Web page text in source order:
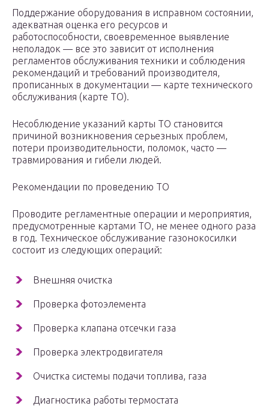
Поддержание оборудования в исправном состоянии,
адекватная оценка его ресурсов и
работоспособности, своевременное выявление
неполадок — все это зависит от исполнения
регламентов обслуживания техники и соблюдения
рекомендаций и требований производителя,
прописанных в документации — карте технического
обслуживания (карте ТО).
Несоблюдение указаний карты ТО становится
причиной возникновения серьезных проблем,
потери производительности, поломок, часто —
травмирования и гибели людей.
Рекомендации по проведению ТО
Проводите регламентные операции и мероприятия,
предусмотренные картами ТО, не менее одного раза
в год. Техническое обслуживание газонокосилки
состоит из следующих операций:
Внешняя очистка
Проверка фотоэлемента
Проверка клапана отсечки газа
Проверка электродвигателя
Очистка системы подачи топлива, газа
Диагностика работы термостата